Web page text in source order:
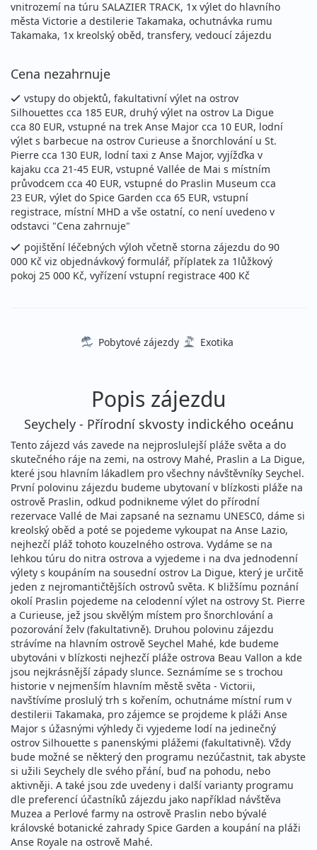
vnitrozemí na túru SALAZIER TRACK, 1x výlet do hlavního
města Victorie a destilerie Takamaka, ochutnávka rumu
Takamaka, 1x kreolský oběd, transfery, vedoucí zájezdu
Cena nezahrnuje
vstupy do objektů, fakultativní výlet na ostrov
Silhouettes cca 185 EUR, druhý výlet na ostrov La Digue
cca 80 EUR, vstupné na trek Anse Major cca 10 EUR, lodní
výlet s barbecue na ostrov Curieuse a šnorchlování u St.
Pierre cca 130 EUR, lodní taxi z Anse Major, vyjížďka v
kajaku cca 21-45 EUR, vstupné Vallée de Mai s místním
průvodcem cca 40 EUR, vstupné do Praslin Museum cca
23 EUR, výlet do Spice Garden cca 65 EUR, vstupní
registrace, místní MHD a vše ostatní, co není uvedeno v
odstavci "Cena zahrnuje"
pojištění léčebných výloh včetně storna zájezdu do 90
000 Kč viz objednávkový formulář, příplatek za 1lůžkový
pokoj 25 000 Kč, vyřízení vstupní registrace 400 Kč
Pobytové zájezdy Exotika
Popis zájezdu
Seychely - Přírodní skvosty indického oceánu
Tento zájezd vás zavede na nejproslulejší pláže světa a do
skutečného ráje na zemi, na ostrovy Mahé, Praslin a La Digue,
které jsou hlavním lákadlem pro všechny návštěvníky Seychel.
První polovinu zájezdu budeme ubytovaní v blízkosti pláže na
ostrově Praslin, odkud podnikneme výlet do přírodní
rezervace Vallé de Mai zapsané na seznamu UNESC0, dáme si
kreolský oběd a poté se pojedeme vykoupat na Anse Lazio,
nejhezčí pláž tohoto kouzelného ostrova. Vydáme se na
lehkou túru do nitra ostrova a vyjedeme i na dva jednodenní
výlety s koupáním na sousední ostrov La Digue, který je určitě
jeden z nejromantičtějších ostrovů světa. K bližšímu poznání
okolí Praslin pojedeme na celodenní výlet na ostrovy St. Pierre
a Curieuse, jež jsou skvělým místem pro šnorchlování a
pozorování želv (fakultativně). Druhou polovinu zájezdu
strávíme na hlavním ostrově Seychel Mahé, kde budeme
ubytováni v blízkosti nejhezčí pláže ostrova Beau Vallon a kde
jsou nejkrásnější západy slunce. Seznámíme se s trochou
historie v nejmenším hlavním městě světa - Victorii,
navštívíme proslulý trh s kořením, ochutnáme místní rum v
destilerii Takamaka, pro zájemce se projdeme k pláži Anse
Major s úžasnými výhledy či vyjedeme lodí na jedinečný
ostrov Silhouette s panenskými plážemi (fakultativně). Vždy
bude možné se některý den programu nezúčastnit, tak abyste
si užili Seychely dle svého přání, buď na pohodu, nebo
aktivněji. A také jsou zde uvedeny i další varianty programu
dle preferencí účastníků zájezdu jako například návštěva
Muzea a Perlové farmy na ostrově Praslin nebo bývalé
královské botanické zahrady Spice Garden a koupání na pláži
Anse Royale na ostrově Mahé.